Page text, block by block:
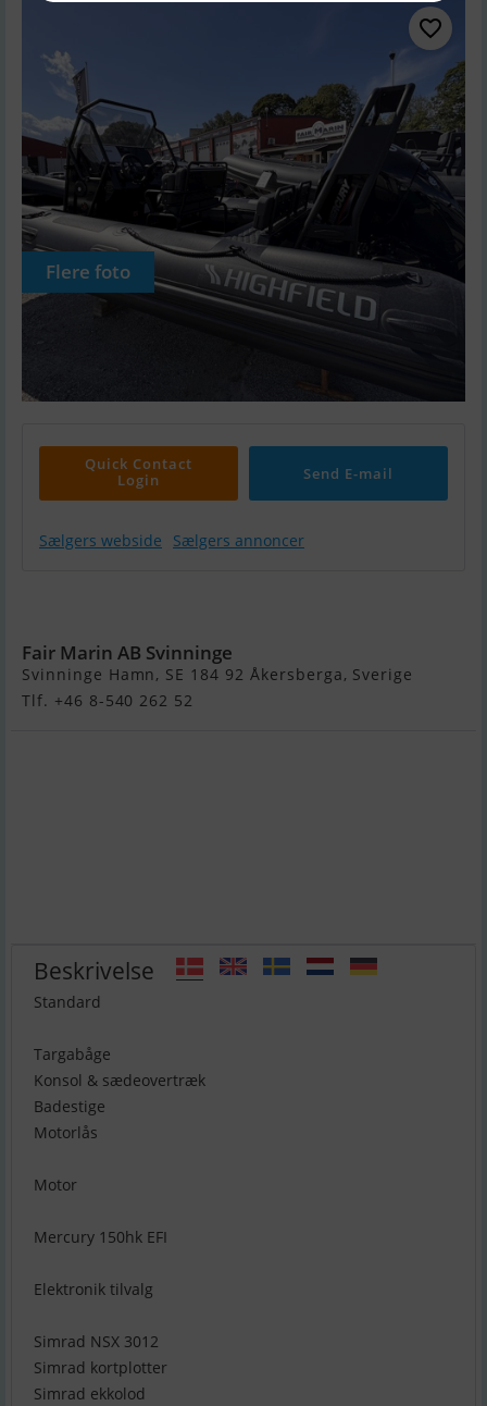
Flere foto
Quick Contact
Login
Send E-mail
Sælgers webside Sælgers annoncer
Fair Marin AB Svinninge
Svinninge Hamn, SE 184 92 Åkersberga, Sverige
Tlf. +46 8-540 262 52
Beskrivelse
Standard
Targabåge
Konsol & sædeovertræk
Badestige
Motorlås
Motor
Mercury 150hk EFI
Elektronik tilvalg
Simrad NSX 3012
Simrad kortplotter
Simrad ekkolod